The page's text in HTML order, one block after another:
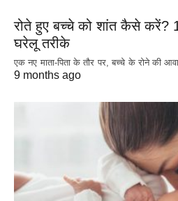
रोते हुए बच्चे को शांत कैसे
घरेलू तरीके
एक नए माता-पिता के तौर पर, बच्चे के रोने की
9 months ago